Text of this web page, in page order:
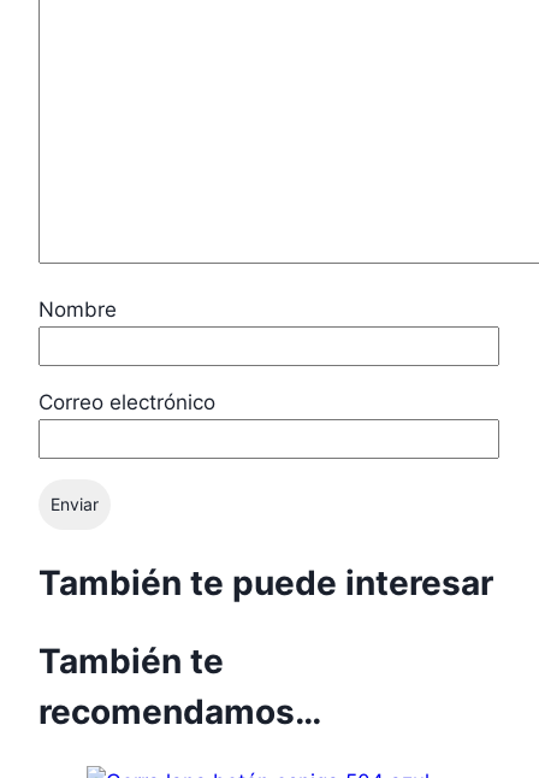
Nombre
Correo electrónico
También te puede interesar
También te
recomendamos…